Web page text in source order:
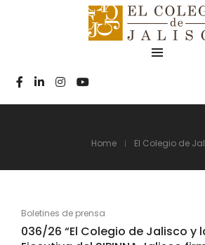
Home El Colegio de
Boletines de prensa
036/26 “El Colegio de Jalisco y